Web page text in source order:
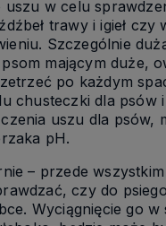
uszu w celu
trawy i igieł czy
Szczególnie
mającym duże,
po każdym
chusteczki dla psów
uszu dla psów,
pH.
– przede wszystkim
czy do
Wyciągnięcie go